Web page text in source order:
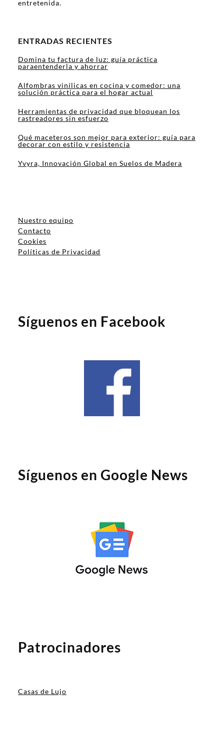
entretenida.
ENTRADAS RECIENTES
Domina tu factura de luz: guía práctica
paraentenderla y ahorrar
Alfombras vinílicas en cocina y comedor: una
solución práctica para el hogar actual
Herramientas de privacidad que bloquean los
rastreadores sin esfuerzo
Qué maceteros son mejor para exterior: guía para
decorar con estilo y resistencia
Yvyra, Innovación Global en Suelos de Madera
Nuestro equipo
Contacto
Cookies
Políticas de Privacidad
Síguenos en Facebook
Síguenos en Google News
Patrocinadores
Casas de Lujo